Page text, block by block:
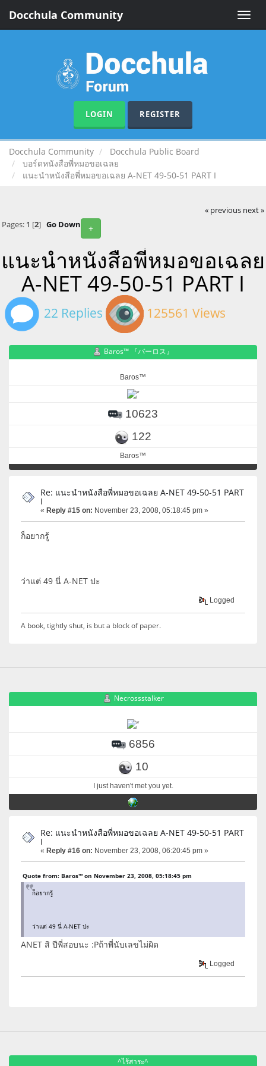
Toggle
Docchula Community
LOGIN REGISTER
Docchula Community
Docchula Public Board
บอร์ดหนังสือพี่หมอขอเฉลย
แนะนำหนังสือพี่หมอขอเฉลย A-NET 49-50-51 PART I
« previous next »
+
Pages: 1 [2] Go Down
แนะนำหนังสือพี่หมอขอเฉลย
A-NET 49-50-51 PART I
22 Replies 125561 Views
Baros™ 『バーロス』
Baros™
10623
122
Baros™
Re: แนะนำหนังสือพี่หมอขอเฉลย A-NET 49-50-51 PART
I
« Reply #15 on: November 23, 2008, 05:18:45 pm »
ก็อยากรู้
ว่าแต่ 49 นี่ A-NET ปะ
Logged
A book, tightly shut, is but a block of paper.
Necrossstalker
6856
10
I just haven't met you yet.
Re: แนะนำหนังสือพี่หมอขอเฉลย A-NET 49-50-51 PART
I
« Reply #16 on: November 23, 2008, 06:20:45 pm »
Quote from: Baros™ on November 23, 2008, 05:18:45 pm
ก็อยากรู้
ว่าแต่ 49 นี่ A-NET ปะ
ANET สิ ปีพี่สอบนะ :Pถ้าพี่นับเลขไม่ผิด
Logged
^ไร้สาระ^